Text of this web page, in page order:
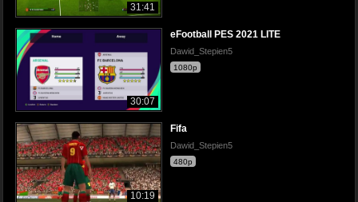
31:41
30:07
eFootball PES 2021 LITE
Dawid_Stepien5
1080p
10:19
Fifa
Dawid_Stepien5
480p